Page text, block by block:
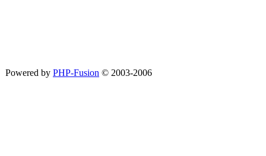
Powered by PHP-Fusion © 2003-2006